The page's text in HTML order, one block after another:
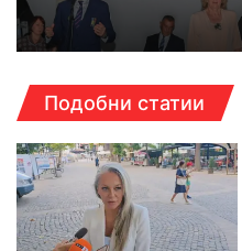
Подобни статии